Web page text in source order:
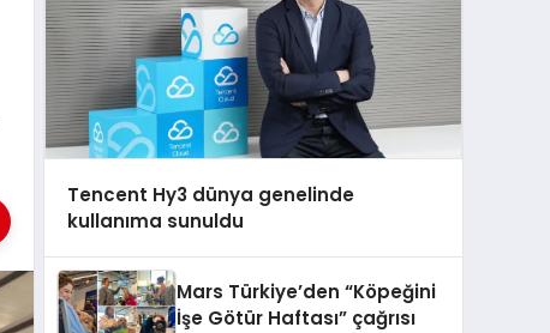
Tencent Hy3 dünya genelinde
kullanıma sunuldu
Mars Türkiye’den “Köpeğini
İşe Götür Haftası” çağrısı